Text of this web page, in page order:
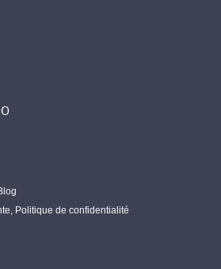
, Politique de confidentialité